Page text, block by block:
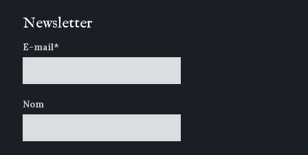
Newsletter
E-mail*
Nom